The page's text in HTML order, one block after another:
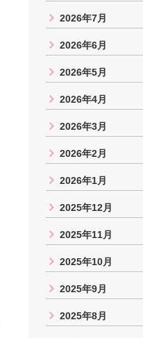
2026年7月
2026年6月
2026年5月
2026年4月
2026年3月
2026年2月
2026年1月
2025年12月
2025年11月
2025年10月
2025年9月
2025年8月